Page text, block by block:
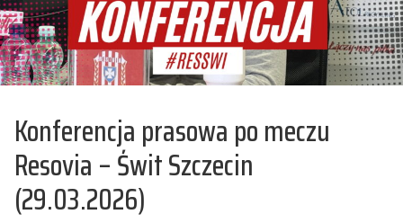
Konferencja prasowa po meczu
Resovia – Świt Szczecin
(29.03.2026)